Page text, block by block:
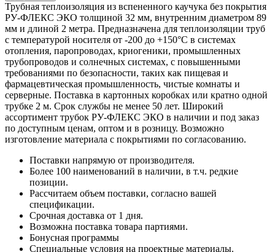
Трубная теплоизоляция из вспененного каучука без покрытия
РУ-ФЛЕКС ЭКО толщиной 32 мм, внутренним диаметром 89
мм и длиной 2 метра. Предназначена для теплоизоляции труб
с температурой носителя от -200 до +150°С в системах
отопления, паропроводах, криогеники, промышленных
трубопроводов и солнечных системах, с повышенными
требованиями по безопасности, таких как пищевая и
фармацевтическая промышленность, чистые комнаты и
серверные. Поставка в картонных коробках или кратно одной
трубке 2 м. Срок службы не менее 50 лет. Широкий
ассортимент трубок РУ-ФЛЕКС ЭКО в наличии и под заказ
по доступным ценам, оптом и в розницу. Возможно
изготовление материала с покрытиями по согласованию.
Поставки напрямую от производителя.
Более 100 наименований в наличии, в т.ч. редкие
позиции.
Рассчитаем объем поставки, согласно вашей
спецификации.
Срочная доставка от 1 дня.
Возможна поставка товара партиями.
Бонусная программы
Специальные условия на проектные материалы.